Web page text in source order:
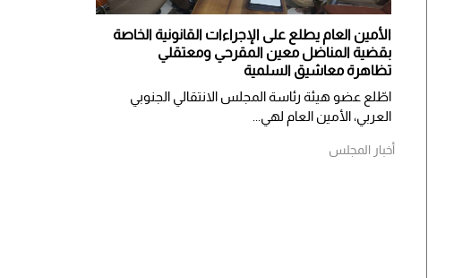
الأمين العام يطلع على الإجراءات القانونية الخاصة
بقضية المناضل معين المقرحي ومعتقلي
تظاهرة معاشيق السلمية
اطّلع عضو هيئة رئاسة المجلس الانتقالي الجنوبي
العربي، الأمين العام لهي...
أخبار المجلس